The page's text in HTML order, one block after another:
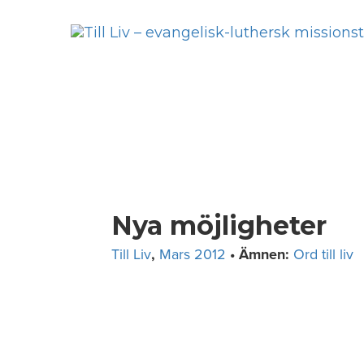
Nya möjligheter
Till Liv, Mars 2012 • Ämnen: Ord till liv